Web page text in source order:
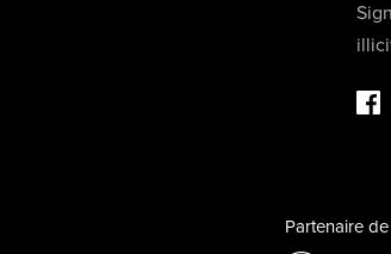
Partenaire de